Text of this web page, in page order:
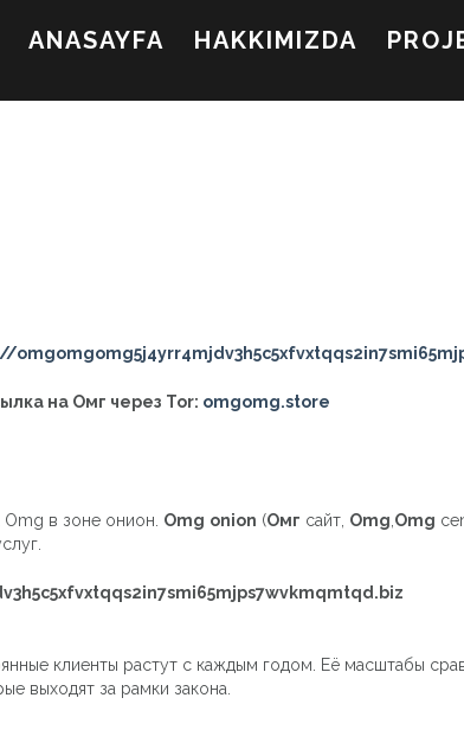
ANASAYFA HAKKIMIZDA
на Омг через Tor: omgomg.store
в зоне онион. Omg onion (Омг сайт, Omg Omg
клиенты растут с каждым годом. Её масштабы
выходят за рамки закона.